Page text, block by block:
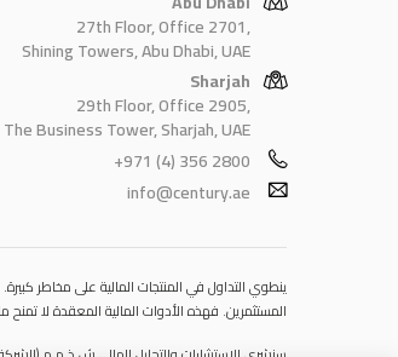
27th Floor, Office 2701,
Shining Towers, Abu Dhabi, UAE
Sharjah
29th Floor, Office 2905,
The Business Tower, Sharjah, UAE
+971 (4) 356 2800
info@century.ae
ينطوي التداول في المنتجات المالية على مخاطر
المستثمرين. فهذه الأدوات المالية المعقدة لا تمنح